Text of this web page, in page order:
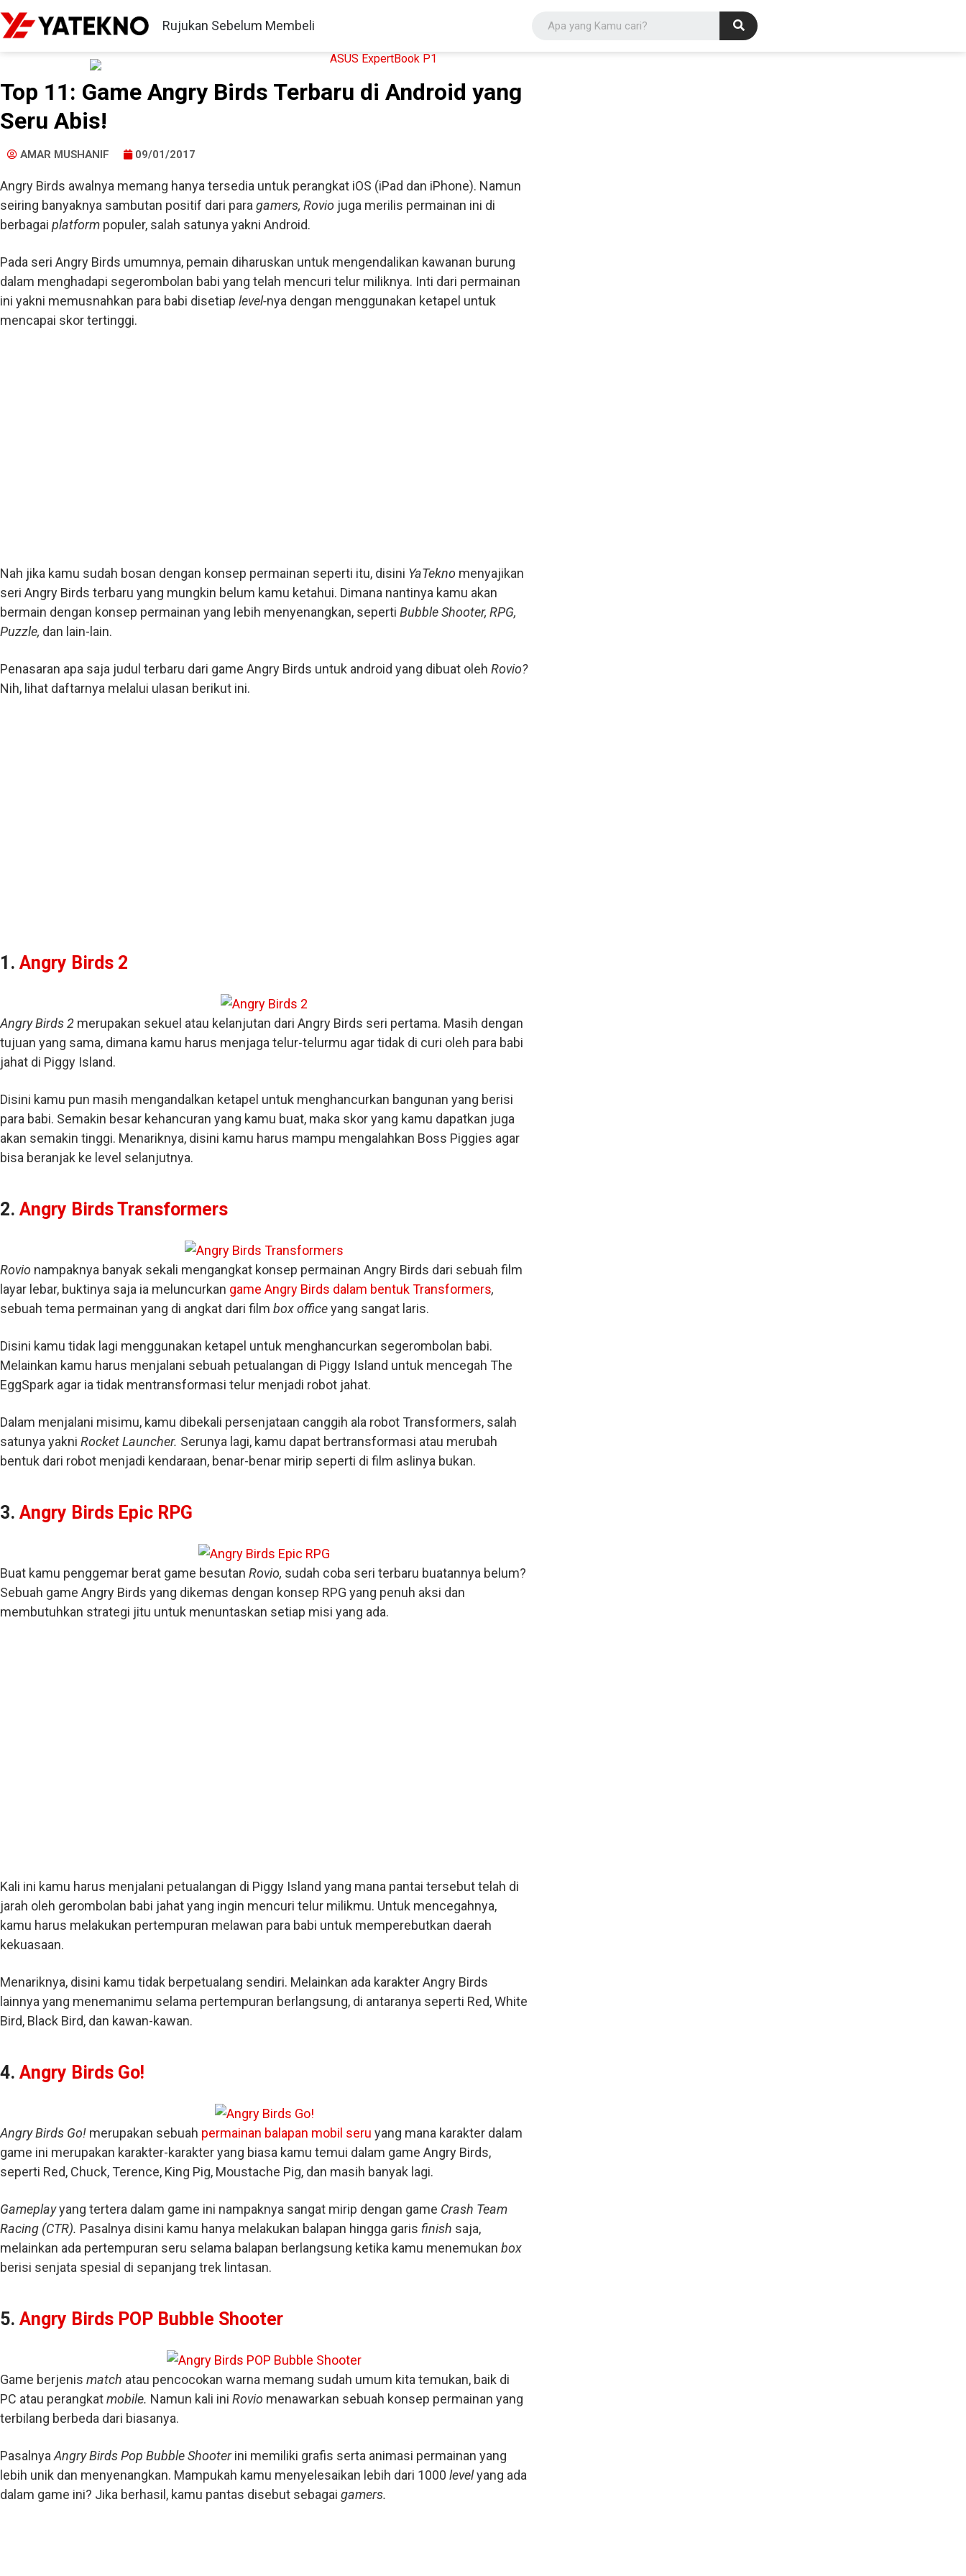
Rujukan Sebelum Membeli
Top 11: Game Angry Birds Terbaru di Android yang
Seru Abis!
AMAR MUSHANIF 09/01/2017
Angry Birds awalnya memang hanya tersedia untuk perangkat iOS (iPad dan iPhone). Namun
seiring banyaknya sambutan positif dari para gamers, Rovio juga merilis permainan ini di
berbagai platform populer, salah satunya yakni Android.
Pada seri Angry Birds umumnya, pemain diharuskan untuk mengendalikan kawanan burung
dalam menghadapi segerombolan babi yang telah mencuri telur miliknya. Inti dari permainan
ini yakni memusnahkan para babi disetiap level-nya dengan menggunakan ketapel untuk
mencapai skor tertinggi.
Nah jika kamu sudah bosan dengan konsep permainan seperti itu, disini YaTekno menyajikan
seri Angry Birds terbaru yang mungkin belum kamu ketahui. Dimana nantinya kamu akan
bermain dengan konsep permainan yang lebih menyenangkan, seperti Bubble Shooter, RPG,
Puzzle, dan lain-lain.
Penasaran apa saja judul terbaru dari game Angry Birds untuk android yang dibuat oleh Rovio?
Nih, lihat daftarnya melalui ulasan berikut ini.
1. Angry Birds 2
Angry Birds 2 merupakan sekuel atau kelanjutan dari Angry Birds seri pertama. Masih dengan
tujuan yang sama, dimana kamu harus menjaga telur-telurmu agar tidak di curi oleh para babi
jahat di Piggy Island.
Disini kamu pun masih mengandalkan ketapel untuk menghancurkan bangunan yang berisi
para babi. Semakin besar kehancuran yang kamu buat, maka skor yang kamu dapatkan juga
akan semakin tinggi. Menariknya, disini kamu harus mampu mengalahkan Boss Piggies agar
bisa beranjak ke level selanjutnya.
2. Angry Birds Transformers
Rovio nampaknya banyak sekali mengangkat konsep permainan Angry Birds dari sebuah film
layar lebar, buktinya saja ia meluncurkan game Angry Birds dalam bentuk Transformers,
sebuah tema permainan yang di angkat dari film box officeyang sangat laris.
Disini kamu tidak lagi menggunakan ketapel untuk menghancurkan segerombolan babi.
Melainkan kamu harus menjalani sebuah petualangan di Piggy Island untuk mencegah The
EggSpark agar ia tidak mentransformasi telur menjadi robot jahat.
Dalam menjalani misimu, kamu dibekali persenjataan canggih ala robot Transformers, salah
satunya yakni Rocket Launcher. Serunya lagi, kamu dapat bertransformasi atau merubah
bentuk dari robot menjadi kendaraan, benar-benar mirip seperti di film aslinya bukan.
3. Angry Birds Epic RPG
Buat kamu penggemar berat game besutan Rovio, sudah coba seri terbaru buatannya belum?
Sebuah game Angry Birds yang dikemas dengan konsep RPG yang penuh aksi dan
membutuhkan strategi jitu untuk menuntaskan setiap misi yang ada.
Kali ini kamu harus menjalani petualangan di Piggy Island yang mana pantai tersebut telah di
jarah oleh gerombolan babi jahat yang ingin mencuri telur milikmu. Untuk mencegahnya,
kamu harus melakukan pertempuran melawan para babi untuk memperebutkan daerah
kekuasaan.
Menariknya, disini kamu tidak berpetualang sendiri. Melainkan ada karakter Angry Birds
lainnya yang menemanimu selama pertempuran berlangsung, di antaranya seperti Red, White
Bird, Black Bird, dan kawan-kawan.
4. Angry Birds Go!
Angry Birds Go! merupakan sebuah permainan balapan mobil seru yang mana karakter dalam
game ini merupakan karakter-karakter yang biasa kamu temui dalam game Angry Birds,
seperti Red, Chuck, Terence, King Pig, Moustache Pig, dan masih banyak lagi.
Gameplayyang tertera dalam game ini nampaknya sangat mirip dengan game Crash Team
Racing (CTR). Pasalnya disini kamu hanya melakukan balapan hingga garis finish saja,
melainkan ada pertempuran seru selama balapan berlangsung ketika kamu menemukan box
berisi senjata spesial di sepanjang trek lintasan.
5. Angry Birds POP Bubble Shooter
Game berjenis match atau pencocokan warna memang sudah umum kita temukan, baik di
PC atau perangkatmobile. Namun kali ini Rovio menawarkan sebuah konsep permainan yang
terbilang berbeda dari biasanya.
Pasalnya Angry Birds Pop Bubble Shooterini memiliki grafis serta animasi permainan yang
lebih unik dan menyenangkan. Mampukah kamu menyelesaikan lebih dari 1000 levelyang ada
dalam game ini? Jika berhasil, kamu pantas disebut sebagai gamers.